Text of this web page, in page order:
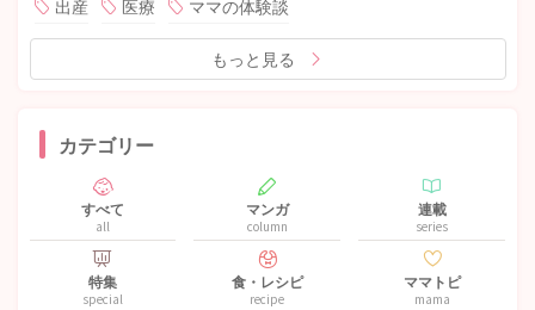
出産 医療 ママの体験談
もっと見る
カテゴリー
すべて
all
マンガ
column
連載
series
特集
special
食・レシピ
recipe
ママトピ
mama